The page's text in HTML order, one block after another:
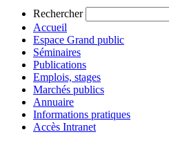
Rechercher
Accueil
Espace Grand public
Séminaires
Publications
Emplois, stages
Marchés publics
Annuaire
Informations pratiques
Accès Intranet